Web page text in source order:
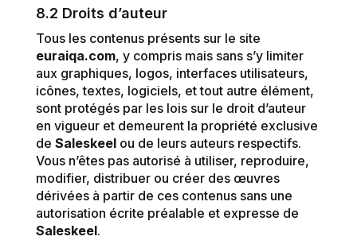
8.2 Droits d’auteur
Tous les contenus présents sur le site
euraiqa.com, y compris mais sans s’y limiter
aux graphiques, logos, interfaces utilisateurs,
icônes, textes, logiciels, et tout autre élément,
sont protégés par les lois sur le droit d’auteur
en vigueur et demeurent la propriété exclusive
de Saleskeelou de leurs auteurs respectifs.
Vous n’êtes pas autorisé à utiliser, reproduire,
modifier, distribuer ou créer des œuvres
dérivées à partir de ces contenus sans une
autorisation écrite préalable et expresse de
Saleskeel.